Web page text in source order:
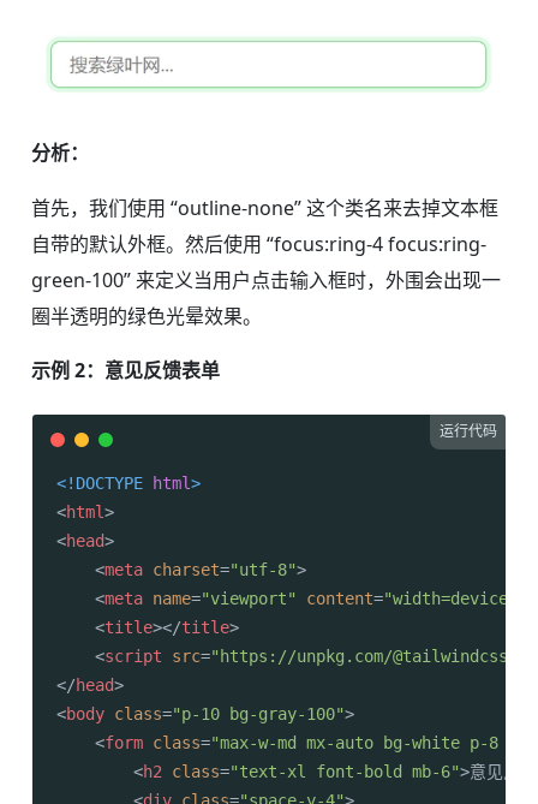
分析：
首先，我们使用 “outline-none” 这个类名来去掉文本框
自带的默认外框。然后使用 “focus:ring-4 focus:ring-
green-100” 来定义当用户点击输入框时，外围会出现一
圈半透明的绿色光晕效果。
示例 2：意见反馈表单
运行代码
<!DOCTYPE html>
<html>
<head>
<meta charset="utf-8">
<meta name="viewport" content="width=device-
<title></title>
<script src="https://unpkg.com/@tailwindcss/
</head>
<body class="p-10 bg-gray-100">
<form class="max-w-md mx-auto bg-white p-8
<h2 class="text-xl font-bold mb-6">意见反馈